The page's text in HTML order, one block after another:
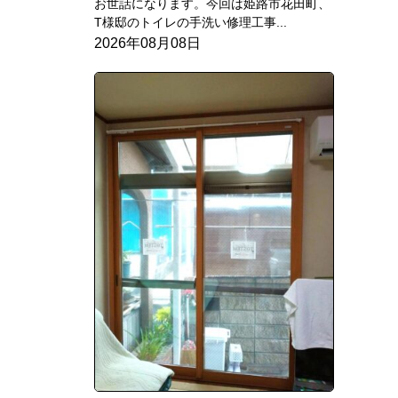
お世話になります。今回は姫路市花田町、
T様邸のトイレの手洗い修理工事...
2026年08月08日